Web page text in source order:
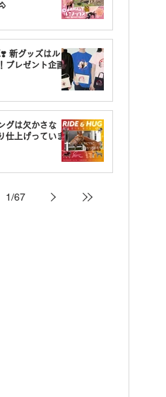
新グッズはルミ
プレゼント企画
グは欠かさな
仕上げっていま
1/67